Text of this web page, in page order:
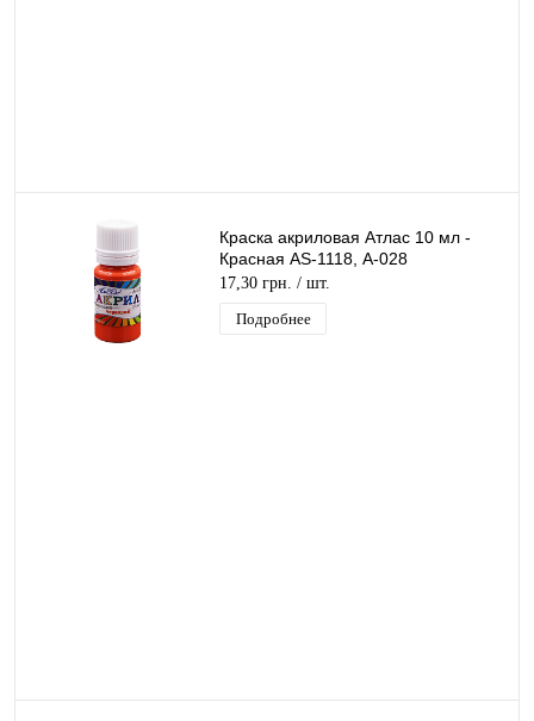
Краска акриловая Атлас 10 мл -
Красная AS-1118, А-028
17,30 грн. / шт.
Подробнее